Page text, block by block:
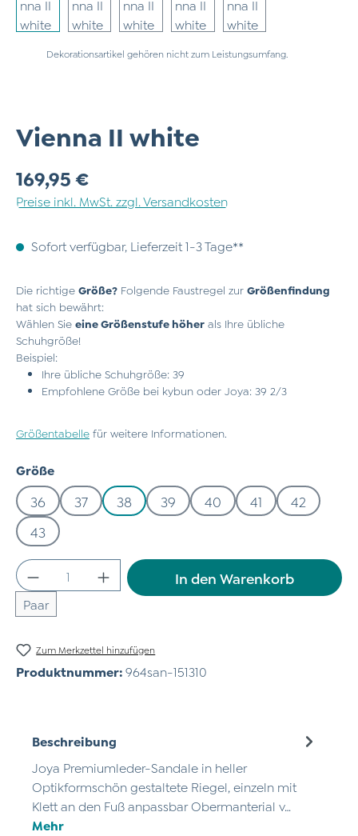
Dekorationsartikel gehören nicht zum Leistungsumfang.
Vienna II white
Regulärer Preis:
169,95 €
Preise inkl. MwSt. zzgl. Versandkosten
Sofort verfügbar, Lieferzeit 1-3 Tage**
Die richtige Größe? Folgende Faustregel zur Größenfindung
hat sich bewährt:
Wählen Sie eine Größenstufe höher als Ihre übliche
Schuhgröße!
Beispiel:
Ihre übliche Schuhgröße: 39
Empfohlene Größe bei kybun oder Joya: 39 2/3
Größentabelle für weitere Informationen.
Größeauswählen
36 37 38 39 40 41
42
43
Produkt Anzahl: Gib den gewünschten
Paar
In den Warenkorb
Zum Merkzettel hinzufügen
Produktnummer: 964san-151310
Beschreibung
Joya Premiumleder-Sandale in heller
Optikformschön gestaltete Riegel, einzeln mit
Klett an den Fuß anpassbar Obermanterial v…
Mehr